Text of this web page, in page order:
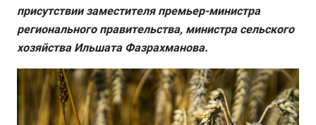
присутствии заместителя премьер-министра
регионального правительства, министра сельского
хозяйства Ильшата Фазрахманова.